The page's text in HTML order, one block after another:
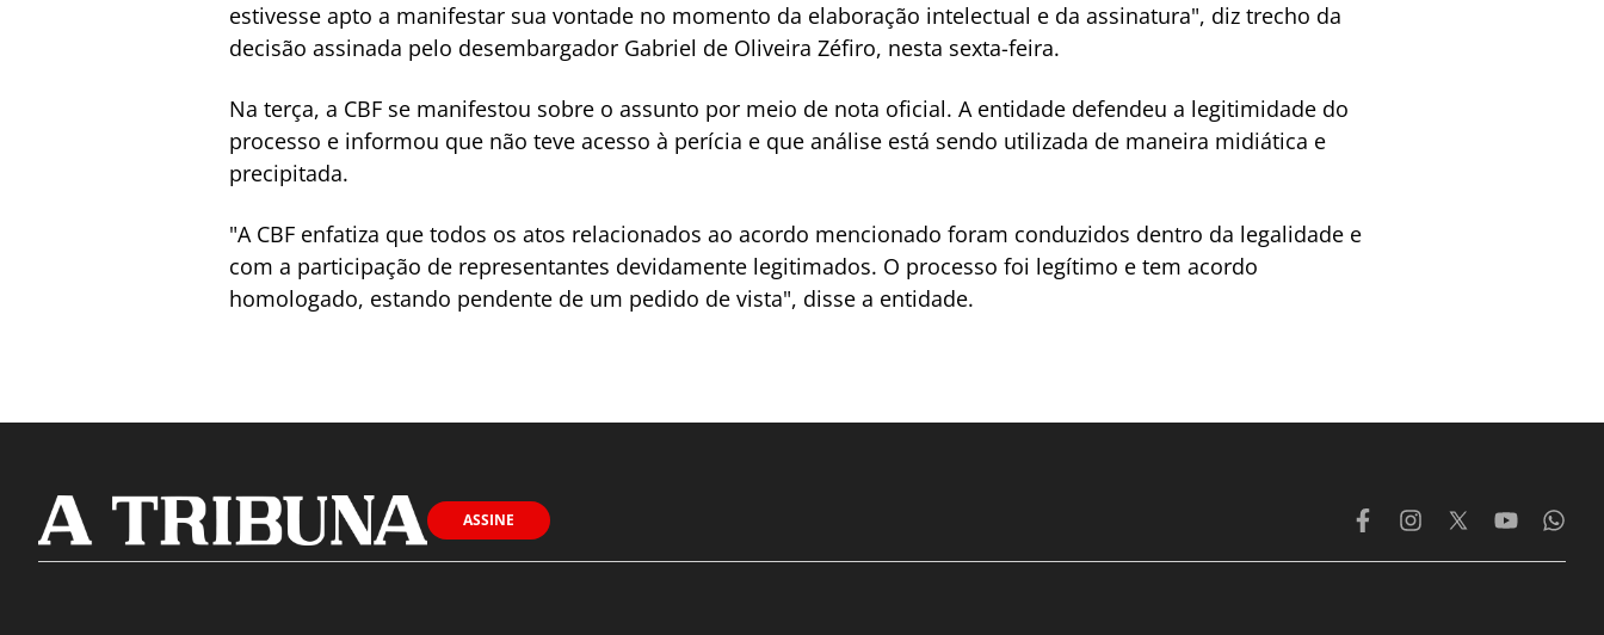
estivesse apto a manifestar sua vontade no momento da elaboração intelectual e da assinatura", diz trecho da
decisão assinada pelo desembargador Gabriel de Oliveira Zéfiro, nesta sexta-feira.
Na terça, a CBF se manifestou sobre o assunto por meio de nota oficial. A entidade defendeu a legitimidade do
processo e informou que não teve acesso à perícia e que análise está sendo utilizada de maneira midiática e
precipitada.
"A CBF enfatiza que todos os atos relacionados ao acordo mencionado foram conduzidos dentro da legalidade e
com a participação de representantes devidamente legitimados. O processo foi legítimo e tem acordo
homologado, estando pendente de um pedido de vista", disse a entidade.
ASSINE